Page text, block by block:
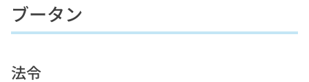
ブータン
法令